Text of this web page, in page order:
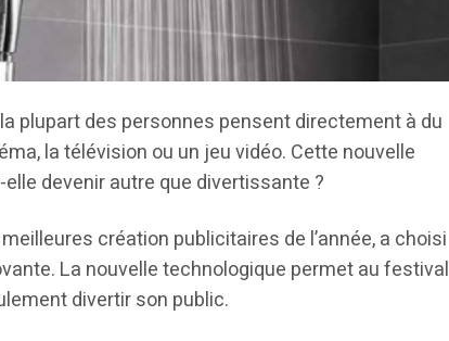
plupart des personnes pensent directement à du
la télévision ou un jeu vidéo. Cette nouvelle
devenir autre que divertissante ?
création publicitaires de l’année, a choisi
La nouvelle technologique permet au festival
divertir son public.